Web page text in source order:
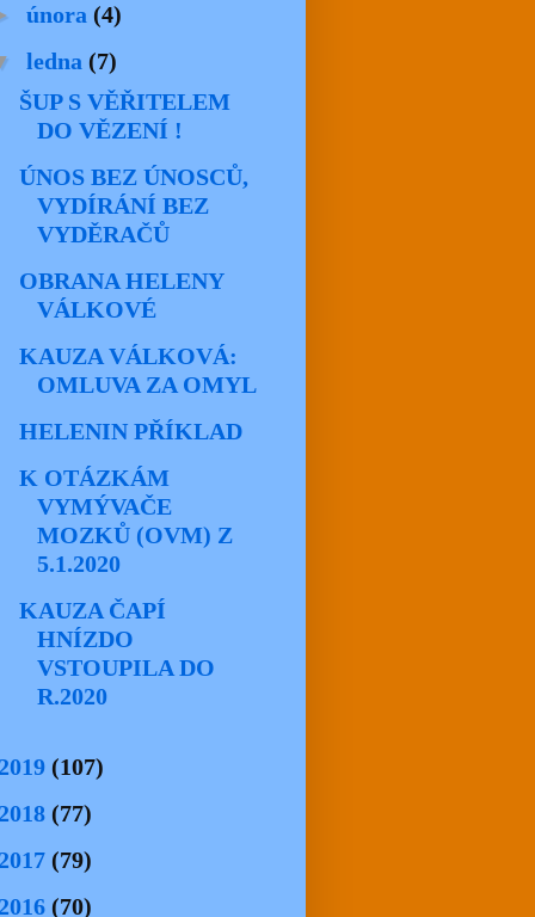
února (4)
ledna (7)
ŠUP S VĚŘITELEM
DO VĚZENÍ !
ÚNOS BEZ ÚNOSCŮ,
VYDÍRÁNÍ BEZ
VYDĚRAČŮ
OBRANA HELENY
VÁLKOVÉ
KAUZA VÁLKOVÁ:
OMLUVA ZA OMYL
HELENIN PŘÍKLAD
K OTÁZKÁM
VYMÝVAČE
MOZKŮ (OVM) Z
5.1.2020
KAUZA ČAPÍ
HNÍZDO
VSTOUPILA DO
R.2020
2019 (107)
2018 (77)
2017 (79)
2016 (70)